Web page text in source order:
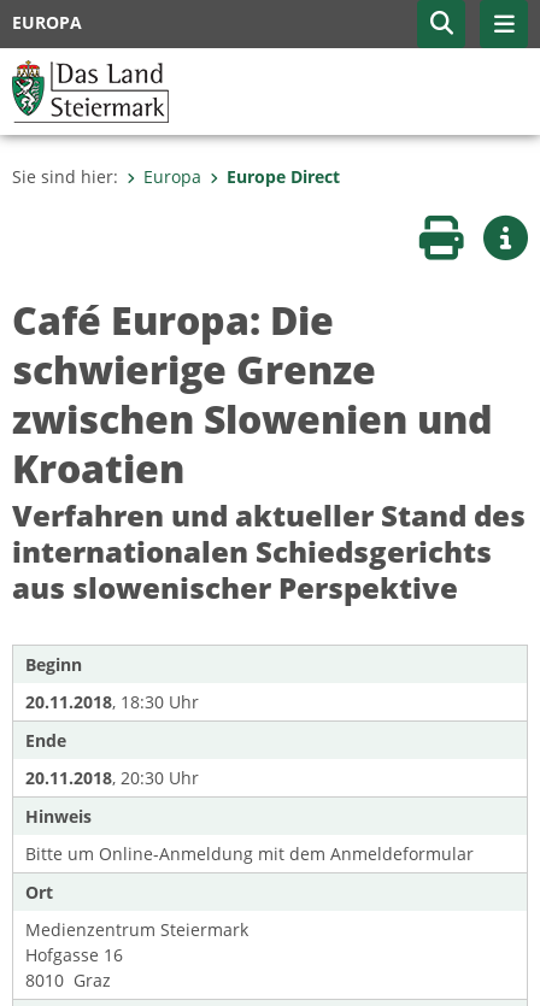
EUROPA
Sie sind hier: Europa Europe Direct
Seite
Café Europa: Die
schwierige Grenze
zwischen Slowenien und
Kroatien
Verfahren und aktueller Stand des
internationalen Schiedsgerichts
aus slowenischer Perspektive
Beginn
20.11.2018, 18:30 Uhr
Ende
20.11.2018, 20:30 Uhr
Hinweis
Bitte um Online-Anmeldung mit dem Anmeldeformular
Ort
Medienzentrum Steiermark
Hofgasse 16
8010 Graz